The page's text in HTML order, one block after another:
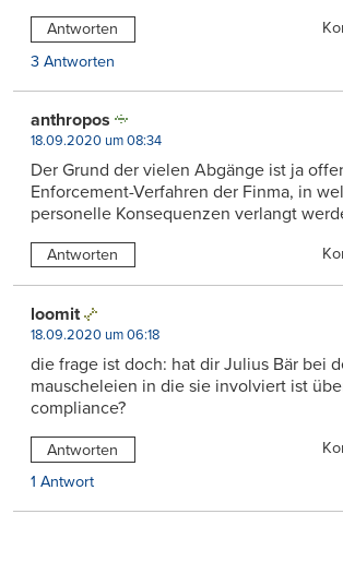
Antworten
3 Antworten
anthropos
18.09.2020 um 08:34
Der Grund der vielen Abgänge ist ja
Enforcement-Verfahren der Finma, in
personelle Konsequenzen verlangt
Antworten
loomit
18.09.2020 um 06:18
die frage ist doch: hat dir Julius Bär bei
mauscheleien in die sie involviert ist
compliance?
Antworten
1 Antwort